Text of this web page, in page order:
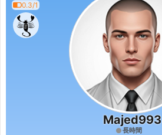
0.3/1
Majed993
長時間